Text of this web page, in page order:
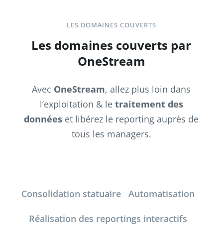
LES DOMAINES COUVERTS
Les domaines couverts par
OneStream
Avec OneStream, allez plus loin dans
l’exploitation & le traitement des
données et libérez le reporting auprès de
tous les managers.
Consolidation statuaire Automatisation
Réalisation des reportings interactifs